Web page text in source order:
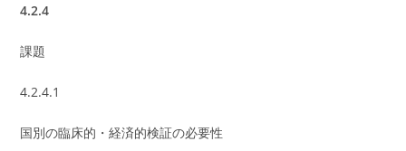
4.2.4
課題
4.2.4.1
国別の臨床的・経済的検証の必要性